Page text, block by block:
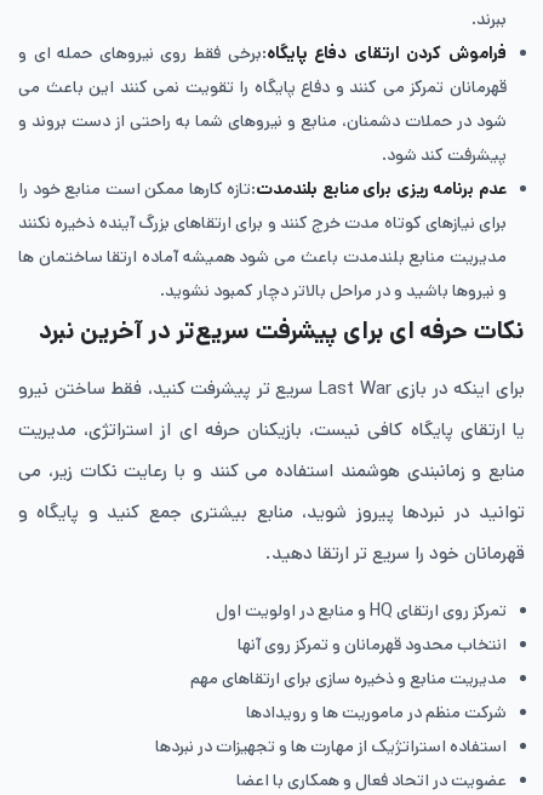
ببرند.
فراموش کردن ارتقای دفاع پایگاه:برخی فقط روی نیروهای حمله ای و
قهرمانان تمرکز می کنند و دفاع پایگاه را تقویت نمی کنند این باعث می
شود در حملات دشمنان، منابع و نیروهای شما به راحتی از دست بروند و
پیشرفت کند شود.
عدم برنامه‌ ریزی برای منابع بلندمدت:تازه کارها ممکن است منابع خود را
برای نیازهای کوتاه مدت خرج کنند و برای ارتقاهای بزرگ آینده ذخیره نکنند
مدیریت منابع بلندمدت باعث می شود همیشه آماده ارتقا ساختمان ها
و نیروها باشید و در مراحل بالاتر دچار کمبود نشوید.
نکات حرفه ای برای پیشرفت سریع‌تر در آخرین نبرد
برای اینکه در بازی Last War سریع تر پیشرفت کنید، فقط ساختن نیرو
یا ارتقای پایگاه کافی نیست، بازیکنان حرفه ای از استراتژی، مدیریت
منابع و زمانبندی هوشمند استفاده می کنند و با رعایت نکات زیر، می
توانید در نبردها پیروز شوید، منابع بیشتری جمع کنید و پایگاه و
قهرمانان خود را سریع تر ارتقا دهید.
تمرکز روی ارتقای HQ و منابع در اولویت اول
انتخاب محدود قهرمانان و تمرکز روی آنها
مدیریت منابع و ذخیره‌ سازی برای ارتقاهای مهم
شرکت منظم در ماموریت ها و رویدادها
استفاده استراتژیک از مهارت ها و تجهیزات در نبردها
عضویت در اتحاد فعال و همکاری با اعضا